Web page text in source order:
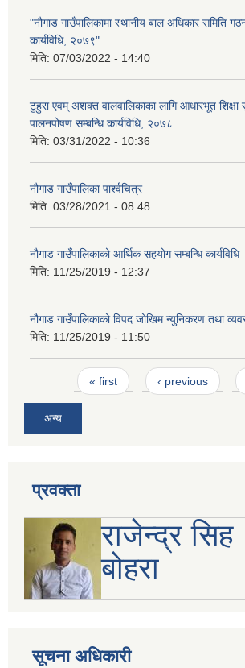
"नौगाड गाउँपालिकामा स्थानीय बाल अधिकार समिति
कार्यविधि, २०७९"
मिति: 07/03/2022 - 14:40
टुहुरा एवम् अशक्त वालवालिकाका लागि आधारभूत शिक्षा
पालनपोषण सम्बन्धि कार्यविधि, २०७८
मिति: 03/31/2022 - 10:36
नौगाड गाउँपालिका पार्श्वचित्र
मिति: 03/28/2021 - 08:48
नौगाड गाउँपालिकाको आर्थिक सहयोग सम्बन्धि कार्यविधि
मिति: 11/25/2019 - 12:37
नौगाड गाउँपालिकाको विपद जोखिम न्युनिकरण तथा
मिति: 11/25/2019 - 11:50
Pages« first ‹ previous
अन्य
प्रवक्ता
राजेन्द्र सिह
बोहरा
सूचना अधिकारी